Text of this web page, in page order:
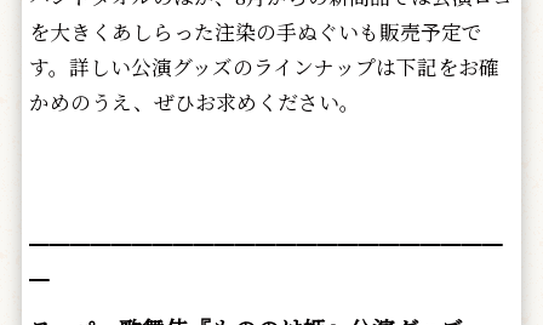
を大きくあしらった注染の手ぬぐいも販売予定で
す。詳しい公演グッズのラインナップは下記をお確
かめのうえ、ぜひお求めください。
━━━━━━━━━━━━━━━━━━━━━━━
━